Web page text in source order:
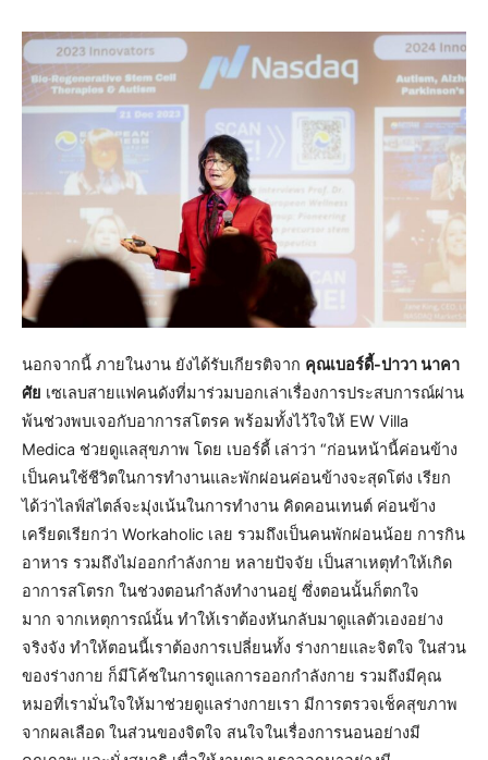
​นอกจากนี้ ภายในงาน ยังได้รับเกียรติจาก คุณเบอร์ดี้-ปาวา นาคา
ศัย เซเลบสายแฟคนดังที่มาร่วมบอกเล่าเรื่องการประสบการณ์ผ่าน
พ้นช่วงพบเจอกับอาการสโตรค พร้อมทั้งไว้ใจให้ EW Villa
Medica ช่วยดูแลสุขภาพ โดย เบอร์ดี้ เล่าว่า “ก่อนหน้านี้ค่อนข้าง
เป็นคนใช้ชีวิตในการทำงานและพักผ่อนค่อนข้างจะสุดโต่ง เรียก
ได้ว่าไลฟ์สไตล์จะมุ่งเน้นในการทำงาน คิดคอนเทนต์ ค่อนข้าง
เครียดเรียกว่า Workaholic เลย รวมถึงเป็นคนพักผ่อนน้อย การกิน
อาหาร รวมถึงไม่ออกกำลังกาย หลายปัจจัย เป็นสาเหตุทำให้เกิด
อาการสโตรก ในช่วงตอนกำลังทำงานอยู่ ซึ่งตอนนั้นก็ตกใจ
มาก จากเหตุการณ์นั้น ทำให้เราต้องหันกลับมาดูแลตัวเองอย่าง
จริงจัง ทำให้ตอนนี้เราต้องการเปลี่ยนทั้ง ร่างกายและจิตใจ ในส่วน
ของร่างกาย ก็มีโค้ชในการดูแลการออกกำลังกาย รวมถึงมีคุณ
หมอที่เรามั่นใจให้มาช่วยดูแลร่างกายเรา มีการตรวจเช็คสุขภาพ
จากผลเลือด ในส่วนของจิตใจ สนใจในเรื่องการนอนอย่างมี